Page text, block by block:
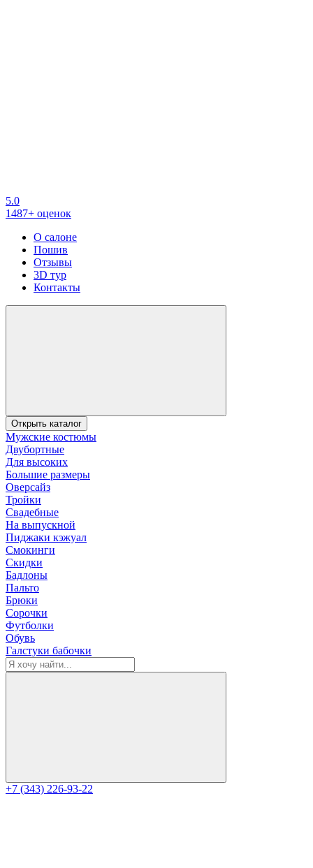
5.0
1487+ оценок
О салоне
Пошив
Отзывы
3D тур
Контакты
Открыть каталог
Мужские костюмы
Двубортные
Для высоких
Большие размеры
Оверсайз
Тройки
Свадебные
На выпускной
Пиджаки кэжуал
Смокинги
Скидки
Бадлоны
Пальто
Брюки
Сорочки
Футболки
Обувь
Галстуки бабочки
+7 (343) 226-93-22